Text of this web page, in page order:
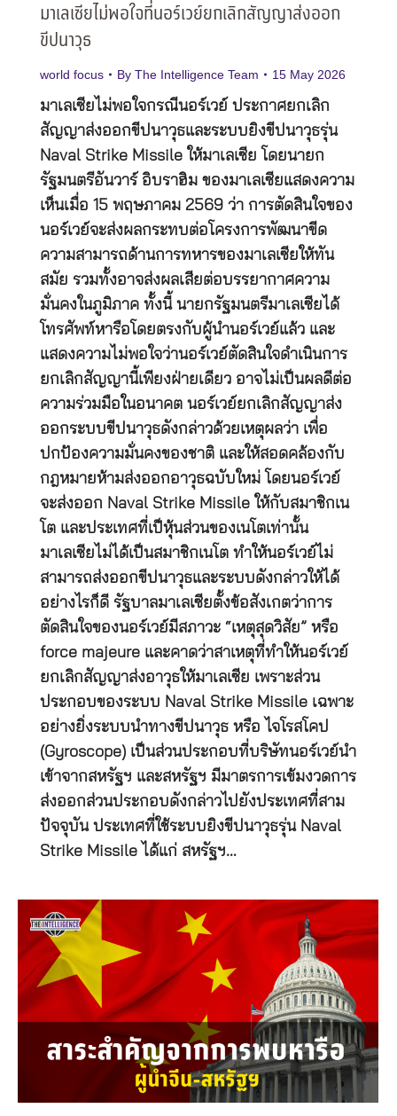
มาเลเซียไม่พอใจที่นอร์เวย์ยกเลิกสัญญาส่งออก
ขีปนาวุธ
world focus By The Intelligence Team 15 May 2026
มาเลเซียไม่พอใจกรณีนอร์เวย์ ประกาศยกเลิก
สัญญาส่งออกขีปนาวุธและระบบยิงขีปนาวุธรุ่น
Naval Strike Missile ให้มาเลเซีย โดยนายก
รัฐมนตรีอันวาร์ อิบราฮิม ของมาเลเซียแสดงความ
เห็นเมื่อ 15 พฤษภาคม 2569 ว่า การตัดสินใจของ
นอร์เวย์จะส่งผลกระทบต่อโครงการพัฒนาขีด
ความสามารถด้านการทหารของมาเลเซียให้ทัน
สมัย รวมทั้งอาจส่งผลเสียต่อบรรยากาศความ
มั่นคงในภูมิภาค ทั้งนี้ นายกรัฐมนตรีมาเลเซียได้
โทรศัพท์หารือโดยตรงกับผู้นำนอร์เวย์แล้ว และ
แสดงความไม่พอใจว่านอร์เวย์ตัดสินใจดำเนินการ
ยกเลิกสัญญานี้เพียงฝ่ายเดียว อาจไม่เป็นผลดีต่อ
ความร่วมมือในอนาคต นอร์เวย์ยกเลิกสัญญาส่ง
ออกระบบขีปนาวุธดังกล่าวด้วยเหตุผลว่า เพื่อ
ปกป้องความมั่นคงของชาติ และให้สอดคล้องกับ
กฎหมายห้ามส่งออกอาวุธฉบับใหม่ โดยนอร์เวย์
จะส่งออก Naval Strike Missile ให้กับสมาชิกเน
โต และประเทศที่เป็หุ้นส่วนของเนโตเท่านั้น
มาเลเซียไม่ได้เป็นสมาชิกเนโต ทำให้นอร์เวย์ไม่
สามารถส่งออกขีปนาวุธและระบบดังกล่าวให้ได้
อย่างไรก็ดี รัฐบาลมาเลเซียตั้งข้อสังเกตว่าการ
ตัดสินใจของนอร์เวย์มีสภาวะ “เหตุสุดวิสัย” หรือ
force majeure และคาดว่าสาเหตุที่ทำให้นอร์เวย์
ยกเลิกสัญญาส่งอาวุธให้มาเลเซีย เพราะส่วน
ประกอบของระบบ Naval Strike Missile เฉพาะ
อย่างยิ่งระบบนำทางขีปนาวุธ หรือ ไจโรสโคป
(Gyroscope) เป็นส่วนประกอบที่บริษัทนอร์เวย์นำ
เข้าจากสหรัฐฯ และสหรัฐฯ มีมาตรการเข้มงวดการ
ส่งออกส่วนประกอบดังกล่าวไปยังประเทศที่สาม
ปัจจุบัน ประเทศที่ใช้ระบบยิงขีปนาวุธรุ่น Naval
Strike Missile ได้แก่ สหรัฐฯ…